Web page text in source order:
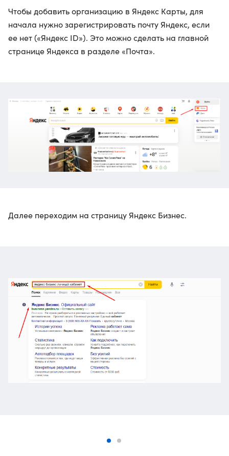
Чтобы добавить организацию в Яндекс Карты, для
начала нужно зарегистрировать почту Яндекс, если
ее нет («Яндекс ID»). Это можно сделать на главной
странице Яндекса в разделе «Почта».
Далее переходим на страницу Яндекс Бизнес.